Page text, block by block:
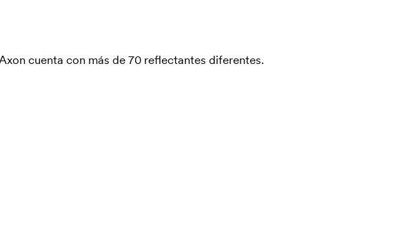
cuenta con más de 70 reflectantes diferentes.